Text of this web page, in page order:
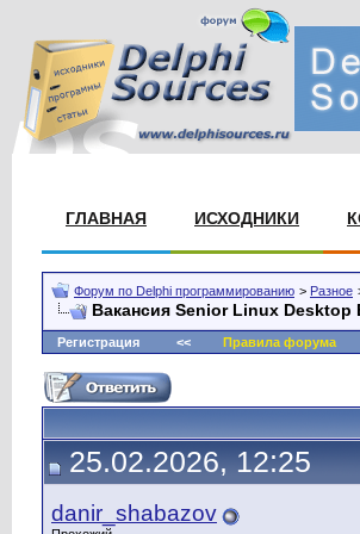
ГЛАВНАЯ ИСХОДНИКИ
Форум по Delphi программированию > Разное
Вакансия Senior Linux
Регистрация << Правила форума
25.02.2026, 12:25
danir_shabazov